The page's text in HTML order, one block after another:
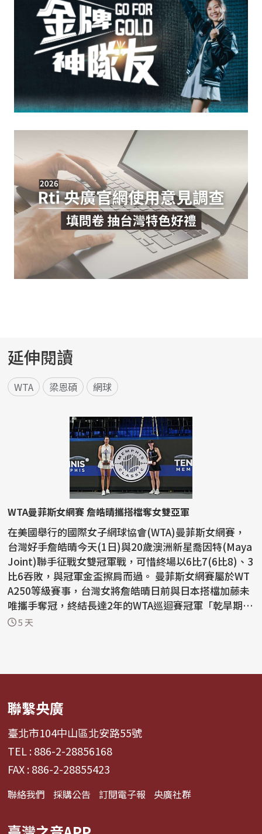
延伸閱讀
WTA 梁恩碩 網球
WTA曼菲斯女網賽 詹皓晴攜搭檔奪女雙亞軍
在美國舉行的國際女子網球協會(WTA)曼菲斯女網賽，
台灣好手詹皓晴今天(1日)與20歲澳洲新星喬因特(Maya
Joint)聯手征戰女雙冠軍戰，可惜終場以6比7(6比8)、3
比6吞敗，與冠軍金盃擦肩而過。 曼菲斯女網賽屬於WT
A250等級賽事，台灣女將詹皓晴日前與日本搭檔加藤未
唯攜手奪冠，終結長達2年的WTA巡迴賽冠軍「乾旱期」
後，...
5 天
聯繫央廣
臺北市104中山區北安路55號
TEL : 886-2-28856168
FAX : 886-2-28855423
聯絡我們 採購公告 訂閱電子報 央廣社群